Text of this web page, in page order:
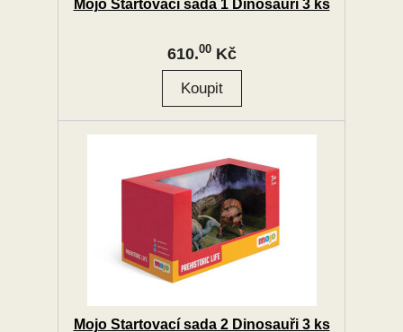
Mojo Startovací sada 1 Dinosauři 3 ks
610.00Kč
Mojo Startovací sada 2 Dinosauři 3 ks